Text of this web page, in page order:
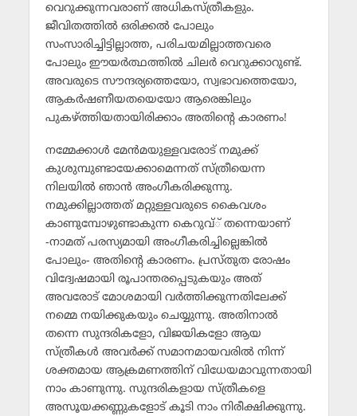
വെറുക്കുന്നവരാണ് അധികസ്ത്രീകളും.
ജീവിതത്തില്‍ ഒരിക്കല്‍ പോലും
സംസാരിച്ചിട്ടില്ലാത്ത, പരിചയമില്ലാത്തവരെ
പോലും ഈയര്‍ത്ഥത്തില്‍ ചിലര്‍ വെറുക്കാറുണ്ട്.
അവരുടെ സൗന്ദര്യത്തെയോ, സ്വഭാവത്തെയോ,
ആകര്‍ഷണീയതയെയോ ആരെങ്കിലും
പുകഴ്ത്തിയതായിരിക്കാം അതിന്റെ കാരണം!
നമ്മേക്കാള്‍ മേന്‍മയുള്ളവരോട് നമുക്ക്
കുശുമ്പുണ്ടായേക്കാമെന്നത് സ്ത്രീയെന്ന
നിലയില്‍ ഞാന്‍ അംഗീകരിക്കുന്നു.
നമുക്കില്ലാത്തത് മറ്റുള്ളവരുടെ കൈവശം
കാണുമ്പോഴുണ്ടാകുന്ന കെറുവ്് തന്നെയാണ്
-നാമത് പരസ്യമായി അംഗീകരിച്ചില്ലെങ്കില്‍
പോലും- അതിന്റെ കാരണം. പ്രസ്തുത രോഷം
വിദ്വേഷമായി രൂപാന്തരപ്പെടുകയും അത്
അവരോട് മോശമായി വര്‍ത്തിക്കുന്നതിലേക്ക്
നമ്മെ നയിക്കുകയും ചെയ്യുന്നു. അതിനാല്‍
തന്നെ സുന്ദരികളോ, വിജയികളോ ആയ
സ്ത്രീകള്‍ അവര്‍ക്ക് സമാനമായവരില്‍ നിന്ന്
ശക്തമായ ആക്രമണത്തിന് വിധേയമാവുന്നതായി
നാം കാണുന്നു. സുന്ദരികളായ സ്ത്രീകളെ
അസൂയക്കണ്ണുകളോട് കൂടി നാം നിരീക്ഷിക്കുന്നു.